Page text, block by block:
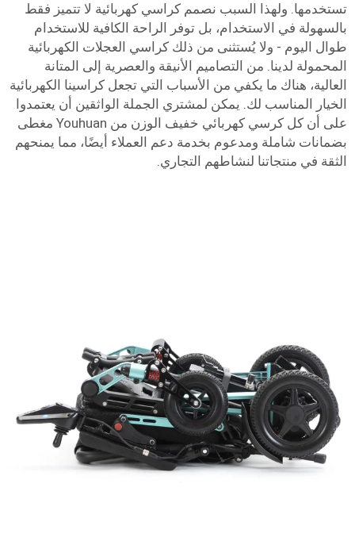
تستخدمها. ولهذا السبب نصمم كراسي كهربائية لا تتميز فقط
بالسهولة في الاستخدام، بل توفر الراحة الكافية للاستخدام
طوال اليوم - ولا يُستثنى من ذلك كراسي العجلات الكهربائية
المحمولة لدينا. من التصاميم الأنيقة والعصرية إلى المتانة
العالية، هناك ما يكفي من الأسباب التي تجعل كراسينا الكهربائية
الخيار المناسب لك. يمكن لمشتري الجملة الواثقين أن يعتمدوا
على أن كل كرسي كهربائي خفيف الوزن من Youhuan مغطى
بضمانات شاملة ومدعوم بخدمة دعم العملاء أيضًا، مما يمنحهم
الثقة في منتجاتنا لنشاطهم التجاري.